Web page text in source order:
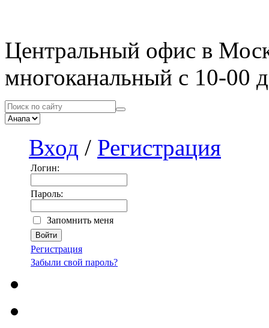
Центральный офис в
многоканальный с 10-00
Вход / Регистрация
Логин:
Пароль:
Запомнить меня
Регистрация
Забыли свой пароль?